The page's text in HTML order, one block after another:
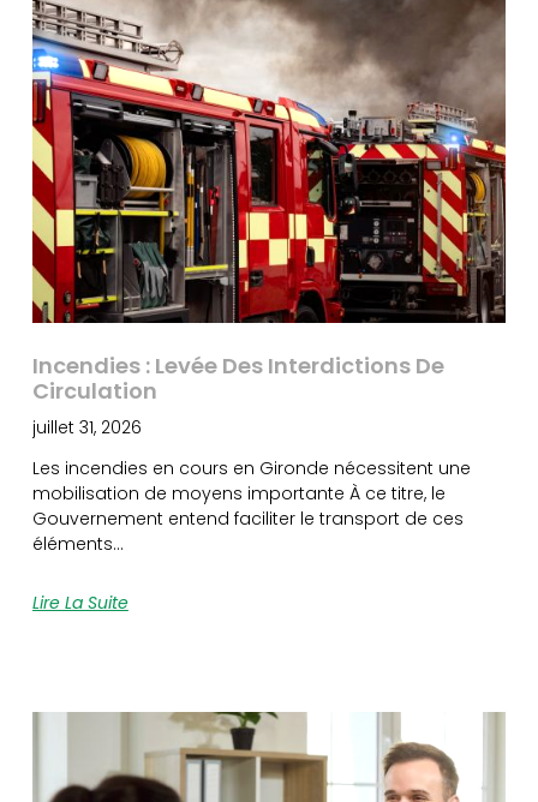
Incendies : Levée Des Interdictions De
Circulation
juillet 31, 2026
Les incendies en cours en Gironde nécessitent une
mobilisation de moyens importante À ce titre, le
Gouvernement entend faciliter le transport de ces
éléments…
Lire La Suite